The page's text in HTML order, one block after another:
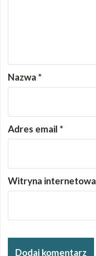
Nazwa *
Adres email *
Witryna internetowa